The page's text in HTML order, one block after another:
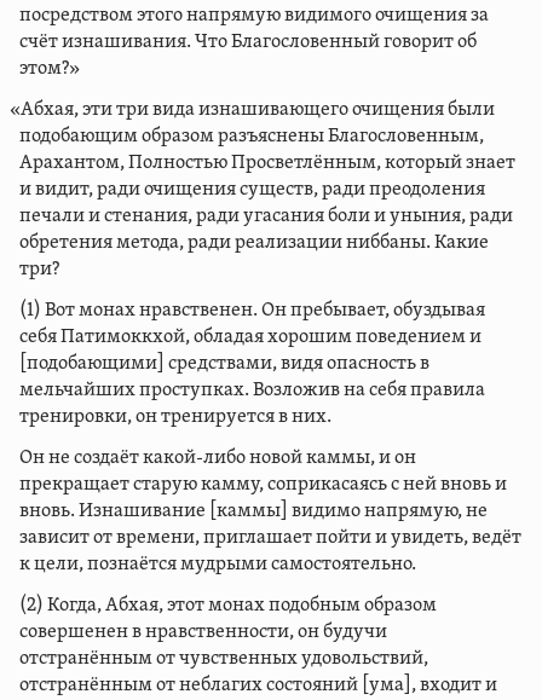
посредством этого напрямую видимого очищения за
счёт изнашивания. Что Благословенный говорит об
этом?»
«Абхая, эти три вида изнашивающего очищения были
подобающим образом разъяснены Благословенным,
Арахантом, Полностью Просветлённым, который знает
и видит, ради очищения существ, ради преодоления
печали и стенания, ради угасания боли и уныния, ради
обретения метода, ради реализации ниббаны. Какие
три?
(1) Вот монах нравственен. Он пребывает, обуздывая
себя Патимоккхой, обладая хорошим поведением и
[подобающими] средствами, видя опасность в
мельчайших проступках. Возложив на себя правила
тренировки, он тренируется в них.
Он не создаёт какой-либо новой каммы, и он
прекращает старую камму, соприкасаясь с ней вновь и
вновь. Изнашивание [каммы] видимо напрямую, не
зависит от времени, приглашает пойти и увидеть, ведёт
к цели, познаётся мудрыми самостоятельно.
(2) Когда, Абхая, этот монах подобным образом
совершенен в нравственности, он будучи
отстранённым от чувственных удовольствий,
отстранённым от неблагих состояний [ума], входит и